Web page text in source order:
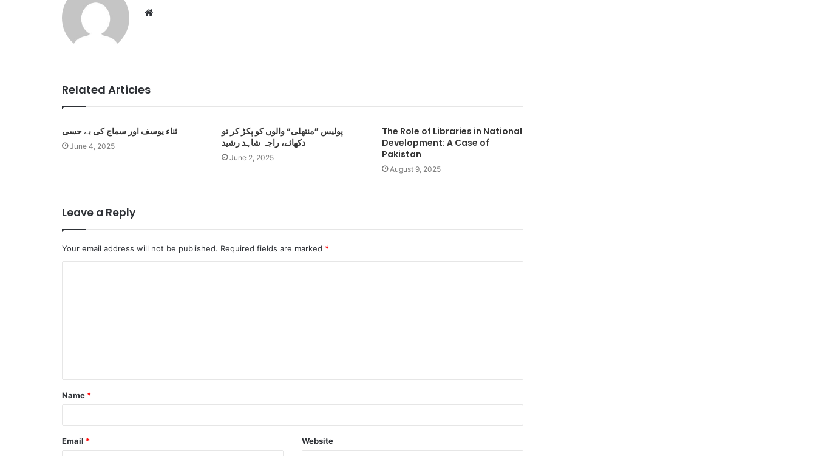
Website
Related Articles
ثناء یوسف اور سماج کی بے حسی
June 4, 2025
پولیس ”منتھلی“ والوں کو پکڑ کر تو
دکھائے، راجہ شاہد رشید
June 2, 2025
The Role of Libraries in National
Development: A Case of
Pakistan
August 9, 2025
Leave a Reply
Your email address will not be published. Required fields are marked *
t
*
Name *
Email * Website